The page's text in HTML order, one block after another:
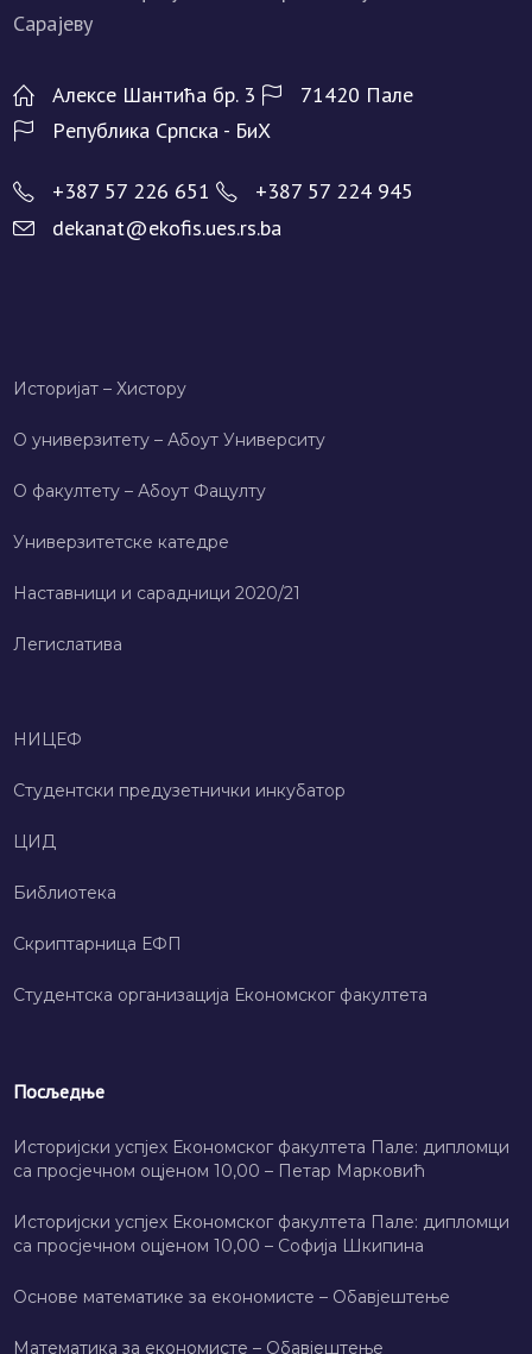
Алeксe Шантића бр. 3
71420 Палe
Рeпублика Српска - БиХ
+387 57 226 651
+387 57 224 945
dekanat@ekofis.ues.rs.ba
Историјат – Хисторy
О универзитету – Абоут Университy
О факултету – Абоут Фацултy
Универзитетске катедре
Наставници и сарадници 2020/21
Легислатива
НИЦЕФ
Студентски предузетнички инкубатор
ЦИД
Библиотека
Скриптарница ЕФП
Студентска организација Економског факултета
Посљедње
Историјски успјех Економског факултета Пале: дипломци
са просјечном оцјеном 10,00 – Петар Марковић
Историјски успјех Економског факултета Пале: дипломци
са просјечном оцјеном 10,00 – Софија Шкипина
Основе математике за економисте – Обавјештење
Математика за економисте – Обавјештење